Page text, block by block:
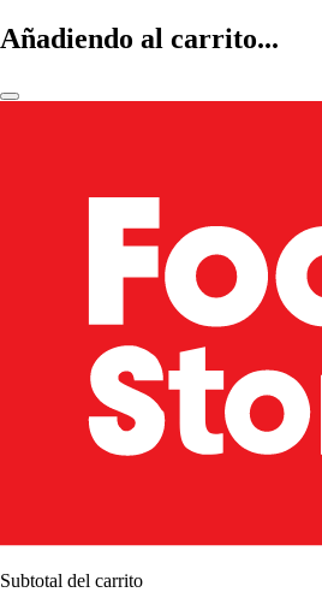
Añadiendo al carrito...
Subtotal del carrito